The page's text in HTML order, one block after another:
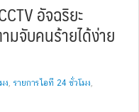
อัจฉริยะ
มจับคนร้ายได้ง่าย
ง, รายการไอที 24 ชั่วโมง,